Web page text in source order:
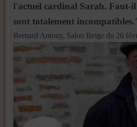
l'actuel cardinal Sarah. Faut-
sont totalement
Bernard Antony, Salon Beige du 26